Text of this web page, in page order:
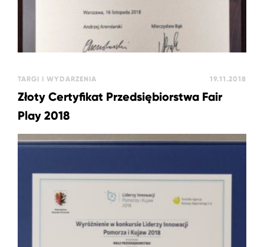
TARGI I WYDARZENIA 19.11.2018
Złoty Certyfikat Przedsiębiorstwa Fair
Play 2018